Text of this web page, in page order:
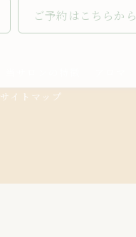
ご予約はこちらから
サイトマップ